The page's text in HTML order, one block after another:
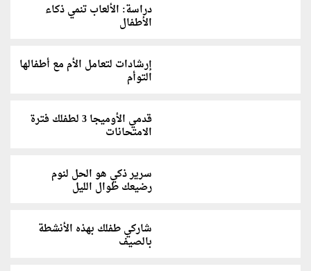
دراسة: الألعاب تنمي ذكاء
الأطفال
إرشادات لتعامل الأم مع أطفالها
التوأم
قدمي الأوميجا 3 لطفلك فترة
الامتحانات
سرير ذكي هو الحل لنوم
رضيعك طوال الليل
شاركي طفلك بهذه الأنشطة
بالصيف